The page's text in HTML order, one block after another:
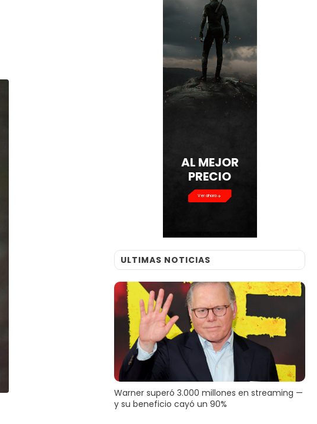
AL MEJOR
PRECIO
ULTIMAS NOTICIAS
Warner superó 3.000 millones en streaming —
y su beneficio cayó un 90%